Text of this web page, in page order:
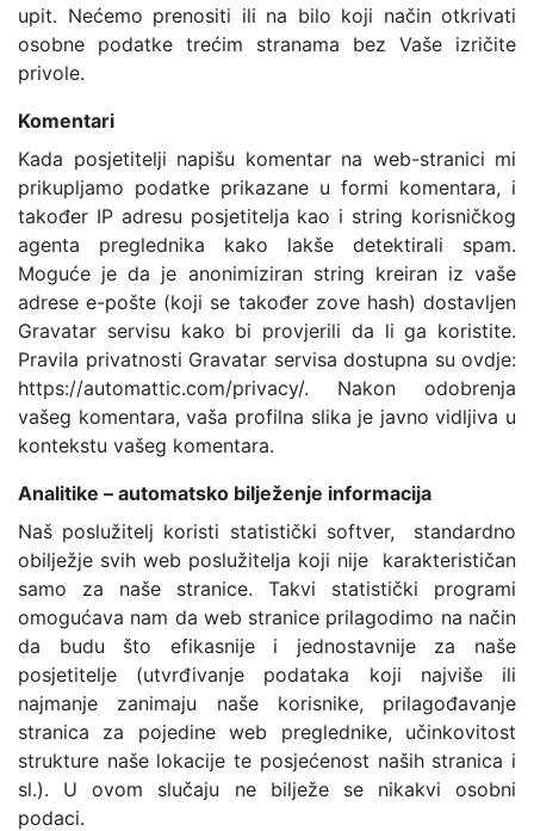
upit. Nećemo prenositi ili na bilo koji način otkrivati
osobne podatke trećim stranama bez Vaše izričite
privole.
Komentari
Kada posjetitelji napišu komentar na web-stranici mi
prikupljamo podatke prikazane u formi komentara, i
također IP adresu posjetitelja kao i string korisničkog
agenta preglednika kako lakše detektirali spam.
Moguće je da je anonimiziran string kreiran iz vaše
adrese e-pošte (koji se također zove hash) dostavljen
Gravatar servisu kako bi provjerili da li ga koristite.
Pravila privatnosti Gravatar servisa dostupna su ovdje:
https://automattic.com/privacy/. Nakon odobrenja
vašeg komentara, vaša profilna slika je javno vidljiva u
kontekstu vašeg komentara.
Analitike – automatsko bilježenje informacija
Naš poslužitelj koristi statistički softver, standardno
obilježje svih web poslužitelja koji nije karakterističan
samo za naše stranice. Takvi statistički programi
omogućava nam da web stranice prilagodimo na način
da budu što efikasnije i jednostavnije za naše
posjetitelje (utvrđivanje podataka koji najviše ili
najmanje zanimaju naše korisnike, prilagođavanje
stranica za pojedine web preglednike, učinkovitost
strukture naše lokacije te posjećenost naših stranica i
sl.). U ovom slučaju ne bilježe se nikakvi osobni
podaci.